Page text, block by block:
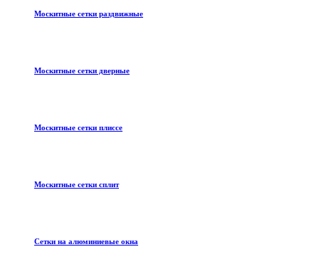
Москитные сетки раздвижные
Москитные сетки дверные
Москитные сетки плиссе
Москитные сетки сплит
Сетки на алюминиевые окна